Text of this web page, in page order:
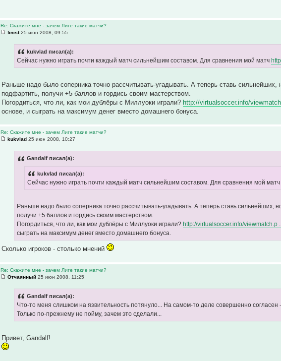
Re: Скажите мне - зачем Лиге такие матчи?
finist25 июн 2008, 09:55
kukvlad писал(а):
Сейчас нужно играть почти каждый матч сильнейшим составом. Для сравнения мой матч
Раньше надо было соперника точно рассчитывать-угадывать. А теперь ставь
подфартить, получи +5 баллов и гордись своим мастерством.
Погордиться, что ли, как мои дублёры с Миллуоки играли? http://virtualsoccer.info/
основе, и сыграть на максимум денег вместо домашнего бонуса.
Re: Скажите мне - зачем Лиге такие матчи?
kukvlad 25 июн 2008, 10:27
Gandalf писал(а):
kukvlad писал(а):
Сейчас нужно играть почти каждый матч сильнейшим составом. Для сравнения мой
Раньше надо было соперника точно рассчитывать-угадывать. А теперь ставь сильнейших,
получи +5 баллов и гордись своим мастерством.
Погордиться, что ли, как мои дублёры с Миллуоки играли?http://virtualsoccer.info/viewmatch.p
сыграть на максимум денег вместо домашнего бонуса.
Сколько игроков - столько мнений
Re: Скажите мне - зачем Лиге такие матчи?
Отчаянный 25 июн 2008, 11:25
Gandalf писал(а):
Что-то меня слишком на язвительность потянуло... На самом-то деле совершенно согласен
Только по-прежнему не пойму, зачем это сделали...
Привет, Gandalf!